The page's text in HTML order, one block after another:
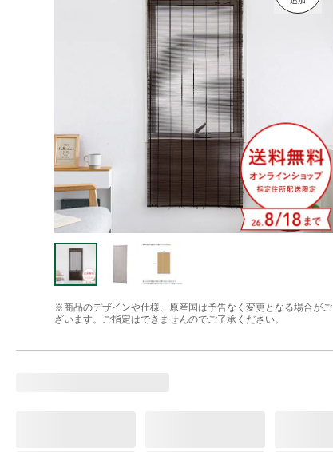
※商品のデザインや仕様、原産国は予告なく変更となる場合がご
ざいます。ご指定はできませんのでご了承ください。